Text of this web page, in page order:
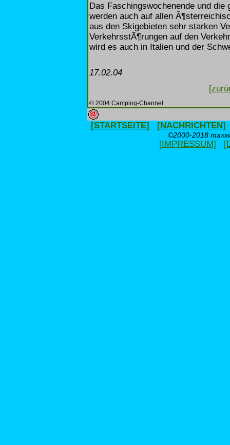
Das Faschingswochenende und die
werden auch auf allen
aus den Skigebieten sehr starken
VerkehrsstÃ¶rungen auf den
wird es auch in Italien und der
17.02.04
© 2004 Camping-Channel
[STARTSEITE] [NACHRICHTEN]
©2000-2018
[IMPRESSUM]